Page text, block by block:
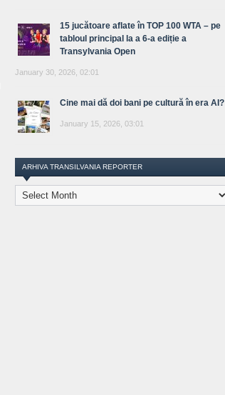
15 jucătoare aflate în TOP 100 WTA – pe
tabloul principal la a 6-a ediție a
Transylvania Open
January 30, 2026, 02:01
Cine mai dă doi bani pe cultură în era AI?
January 15, 2026, 03:01
ARHIVA TRANSILVANIA REPORTER
Arhiva
Transilvania